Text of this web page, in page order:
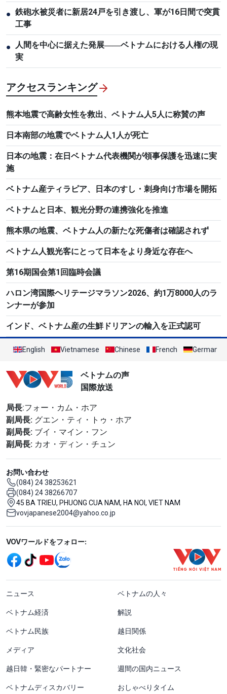
● 鉄砲水被災者に新居24戸を引き渡し、軍が16日間で突貫
工事
●
人間を中心に据えた発展――ベトナムにおける人権の現
実
アクセスランキング
熊本地震で高齢女性を救出、ベトナム人5人に称賛の声
日本南部の地震でベトナム人1人が死亡
日本の地震：在日ベトナム代表機関が領事保護を迅速に実
施
ベトナム産ティラピア、日本のすし・刺身向け市場を開拓
ベトナムと日本、観光分野の連携強化を推進
熊本県の地震、ベトナム人の新たな死傷者は確認されず
ベトナム人観光客にとって日本をより身近な存在へ
第16期国会第1回臨時会議
ハロン湾国際ヘリテージマラソン2026、約1万8000人のラ
ンナーが参加
インド、ベトナム産の生鮮ドリアンの輸入を正式認可
English Vietnamese Chinese French German
ベトナムの声
国際放送
局長:フォー・カム・ホア
副局長: グエン・ティ・トゥ・ホア
副局長: ブイ・マイン・フン
副局長: カオ・ディン・チュン
お問い合わせ
(084) 24 38253621
(084) 24 38266707
45 BA TRIEU, PHUONG CUA NAM, HA NOI, VIET NAM
vovjapanese2004@yahoo.co.jp
Mạng xã hội
VOVワールドをフォロー:
menu footer tiếng Nhật
ニュース ベトナムの人々
ベトナム経済 解説
ベトナム民族 越日関係
メディア 文化社会
越日韓・緊密なパートナー 週間の国内ニュース
ベトナムディスカバリー おしゃべりタイム